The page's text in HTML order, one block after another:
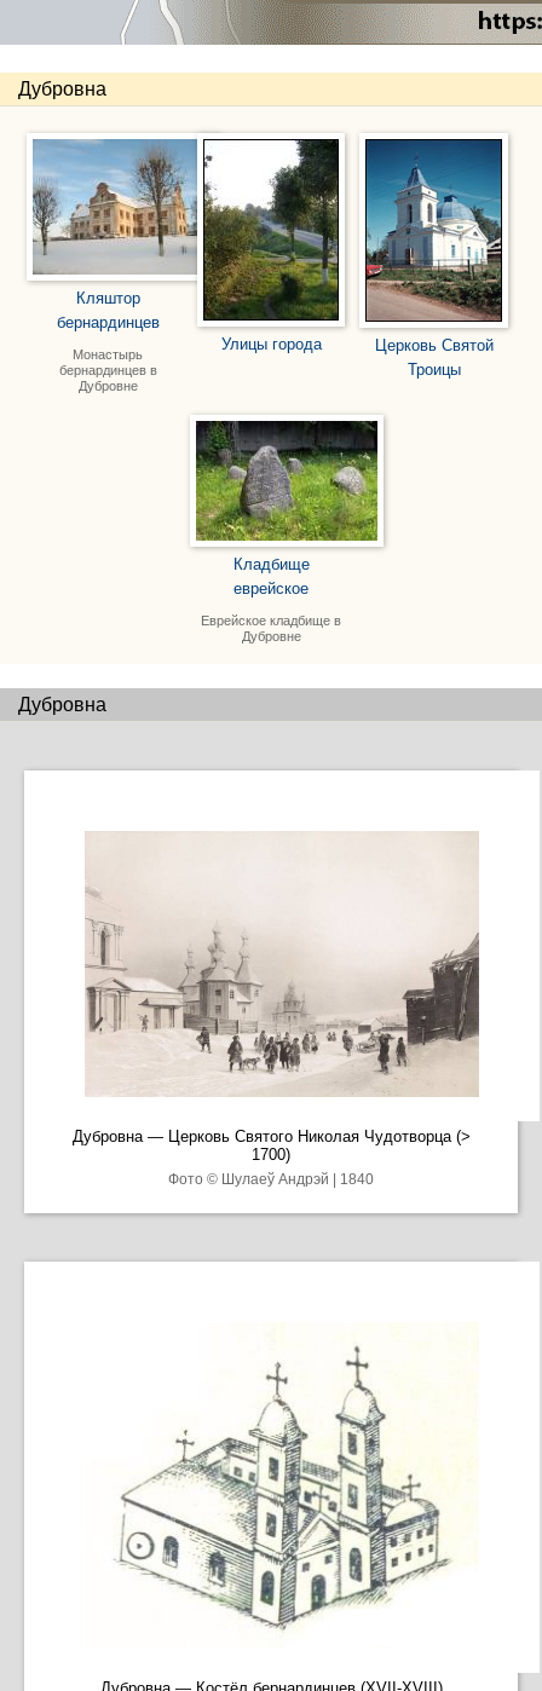
Дубровна
Кляштор
бернардинцев
Монастырь
бернардинцев в
Дубровне
Улицы города
Церковь Святой
Троицы
Кладбище
еврейское
Еврейское кладбище в
Дубровне
Дубровна
Дубровна — Церковь Святого Николая Чудотворца (>
1700)
Фото © Шулаеў Андрэй | 1840